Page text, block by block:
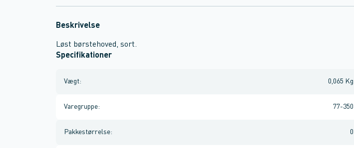
Beskrivelse
Løst børstehoved, sort.
Specifikationer
Vægt: 0,065 Kg
Varegruppe: 77-350
Pakkestørrelse: 0